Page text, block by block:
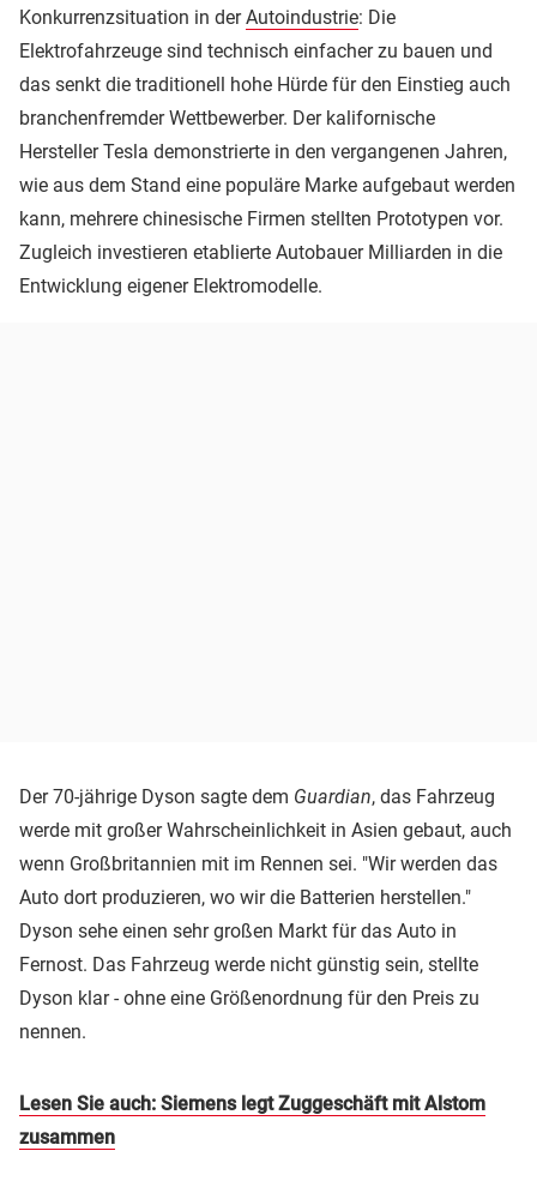
Konkurrenzsituation in derAutoindustrie: Die
Elektrofahrzeuge sind technisch einfacher zu bauen und
das senkt die traditionell hohe Hürde für den Einstieg auch
branchenfremder Wettbewerber. Der kalifornische
Hersteller Tesla demonstrierte in den vergangenen Jahren,
wie aus dem Stand eine populäre Marke aufgebaut werden
kann, mehrere chinesische Firmen stellten Prototypen vor.
Zugleich investieren etablierte Autobauer Milliarden in die
Entwicklung eigener Elektromodelle.
Der 70-jährige Dyson sagte dem Guardian, das Fahrzeug
werde mit großer Wahrscheinlichkeit in Asien gebaut, auch
wenn Großbritannien mit im Rennen sei. "Wir werden das
Auto dort produzieren, wo wir die Batterien herstellen."
Dyson sehe einen sehr großen Markt für das Auto in
Fernost. Das Fahrzeug werde nicht günstig sein, stellte
Dyson klar - ohne eine Größenordnung für den Preis zu
nennen.
Lesen Sie auch: Siemens legt Zuggeschäft mit Alstom
zusammen